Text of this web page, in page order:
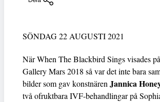
SÖNDAG 22 AUGUSTI 2021
När When The Blackbird Sings visades
Gallery Mars 2018 så var det inte bara
bilder som gav konstnärenJannica
två ofruktbara IVF-behandlingar på